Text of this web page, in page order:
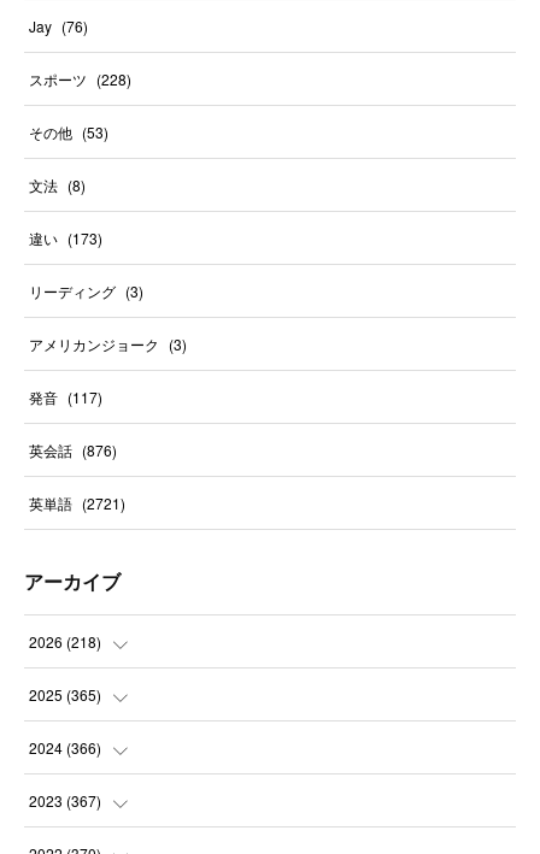
Jay (76)
スポーツ (228)
その他 (53)
文法 (8)
違い (173)
リーディング (3)
アメリカンジョーク (3)
発音 (117)
英会話 (876)
英単語 (2721)
アーカイブ
2026 (218)
(7)
(31
(30
(31
2025 (365)
(31
(30
(31
2024 (366)
(32
(30
2023 (367)